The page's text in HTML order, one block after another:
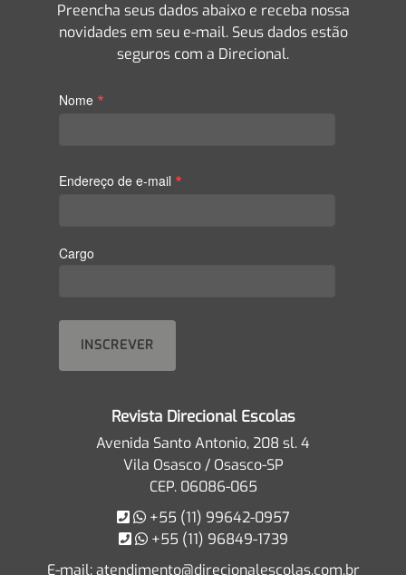
Preencha seus dados abaixo e receba nossa
novidades em seu e-mail. Seus dados estão
seguros com a Direcional.
Nome *
Endereço de e-mail *
Cargo
Revista Direcional Escolas
Avenida Santo Antonio, 208 sl. 4
Vila Osasco / Osasco-SP
CEP. 06086-065
+55 (11) 99642-0957
+55 (11) 96849-1739
E-mail:atendimento@direcionalescolas.com.br